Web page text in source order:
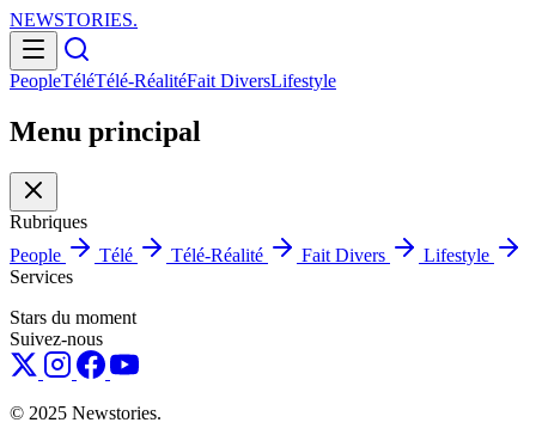
NEWSTORIES.
PeopleTéléTélé-RéalitéFait DiversLifestyle
Menu principal
Rubriques
People
Télé Télé-Réalité Fait Divers
Lifestyle
Services
Stars du moment
Suivez-nous
© 2025 Newstories.